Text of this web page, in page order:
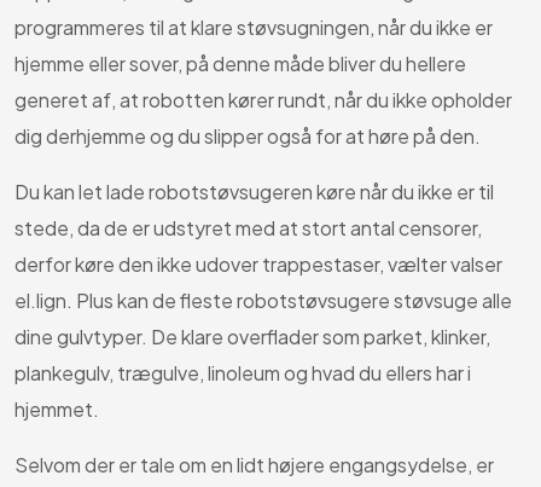
programmeres til at klare støvsugningen, når du ikke er
hjemme eller sover, på denne måde bliver du hellere
generet af, at robotten kører rundt, når du ikke opholder
dig derhjemme og du slipper også for at høre på den.
Du kan let lade robotstøvsugeren køre når du ikke er til
stede, da de er udstyret med at stort antal censorer,
derfor køre den ikke udover trappestaser, vælter valser
el.lign. Plus kan de fleste robotstøvsugere støvsuge alle
dine gulvtyper. De klare overflader som parket, klinker,
plankegulv, trægulve, linoleum og hvad du ellers har i
hjemmet.
Selvom der er tale om en lidt højere engangsydelse, er